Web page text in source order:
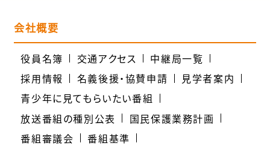
会社概要
役員名簿 交通アクセス
中継局一覧
採用情報
名義後援・協賛申請
見学者案内
青少年に見てもらいたい番組
放送番組の種別公表
国民保護業務計画
番組審議会
番組基準